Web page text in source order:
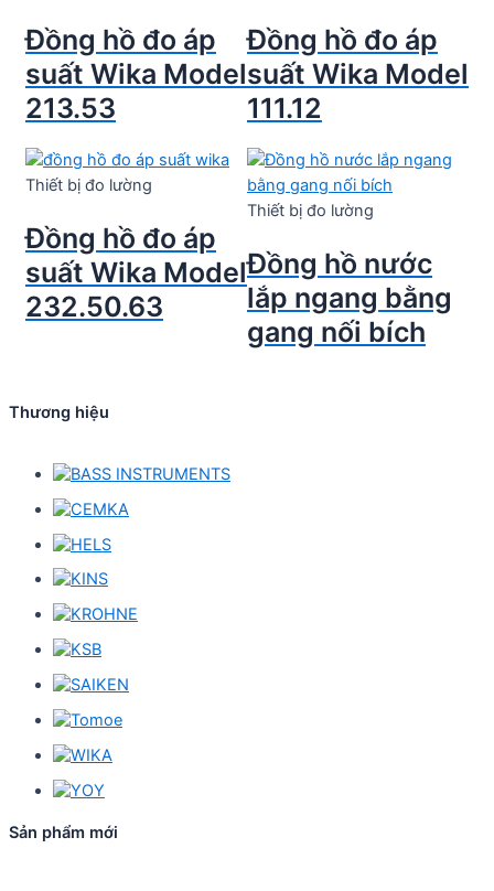
Thương hiệu
Sản phẩm mới
Đồng hồ đo áp
suất Wika Model
213.53
Đồng hồ đo áp
suất Wika Model
111.12
Thiết bị đo lường
Đồng hồ đo áp
suất Wika Model
232.50.63
Thiết bị đo lường
Đồng hồ nước
lắp ngang bằng
gang nối bích